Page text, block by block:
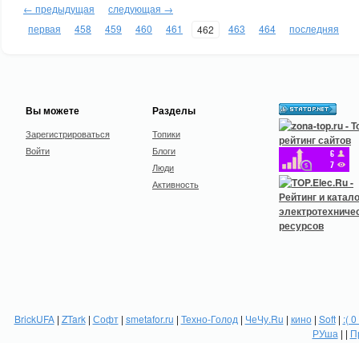
← предыдущая
следующая →
первая
458 459 460 461 462 463 464 последняя
Вы можете
Зарегистрироваться
Войти
Разделы
Топики
Блоги
Люди
Активность
BrickUFA| ZTark| Софт| smetafor.ru | Техно-Голод | ЧеЧу.Ru | кино| Soft| :(
РУша | |